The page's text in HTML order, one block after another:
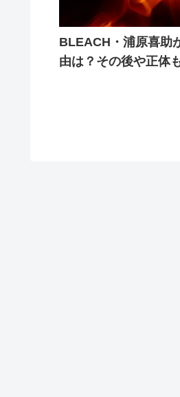
BLEACH・浦原喜助
由は？その後や正体